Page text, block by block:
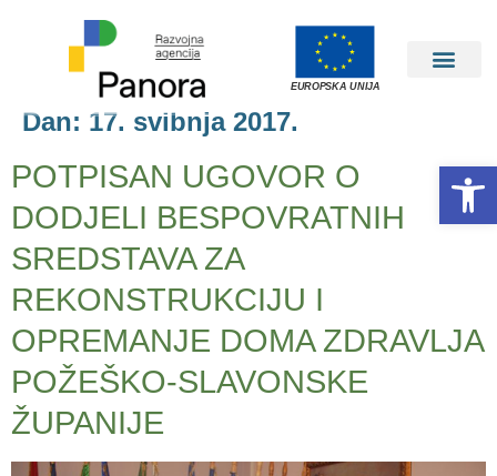
EUROPSKA UNIJA
Dan: 17. svibnja 2017.
POTPISAN UGOVOR O
DODJELI BESPOVRATNIH
SREDSTAVA ZA
REKONSTRUKCIJU I
OPREMANJE DOMA ZDRAVLJA
POŽEŠKO-SLAVONSKE
ŽUPANIJE